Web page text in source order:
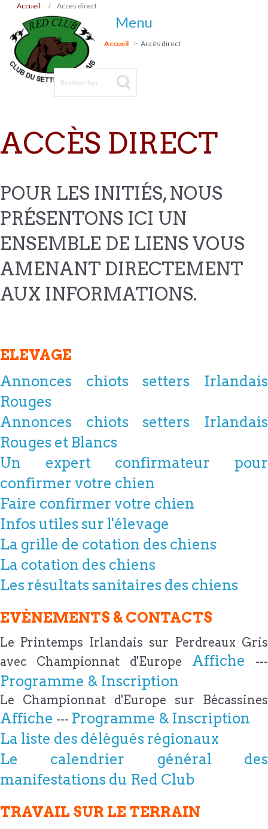
Accueil Accès direct
Menu
Accueil Accès direct
ACCÈS DIRECT
POUR LES INITIÉS, NOUS
PRÉSENTONS ICI UN
ENSEMBLE DE LIENS VOUS
AMENANT DIRECTEMENT
AUX INFORMATIONS.
ELEVAGE
Annonces chiots setters Irlandais
Rouges
Annonces chiots setters Irlandais
Rouges et Blancs
Un expert confirmateur pour
confirmer votre chien
Faire confirmer votre chien
Infos utiles sur l'élevage
La grille de cotation des chiens
La cotation des chiens
Les résultats sanitaires des chiens
EVÈNEMENTS & CONTACTS
Le Printemps Irlandais sur Perdreaux Gris
avec Championnat d'Europe
Affiche ---
Programme & Inscription
Le Championnat d'Europe sur Bécassines
Affiche --- Programme & Inscription
La liste des délégués régionaux
Le calendrier général des
manifestations du Red Club
TRAVAIL SUR LE TERRAIN